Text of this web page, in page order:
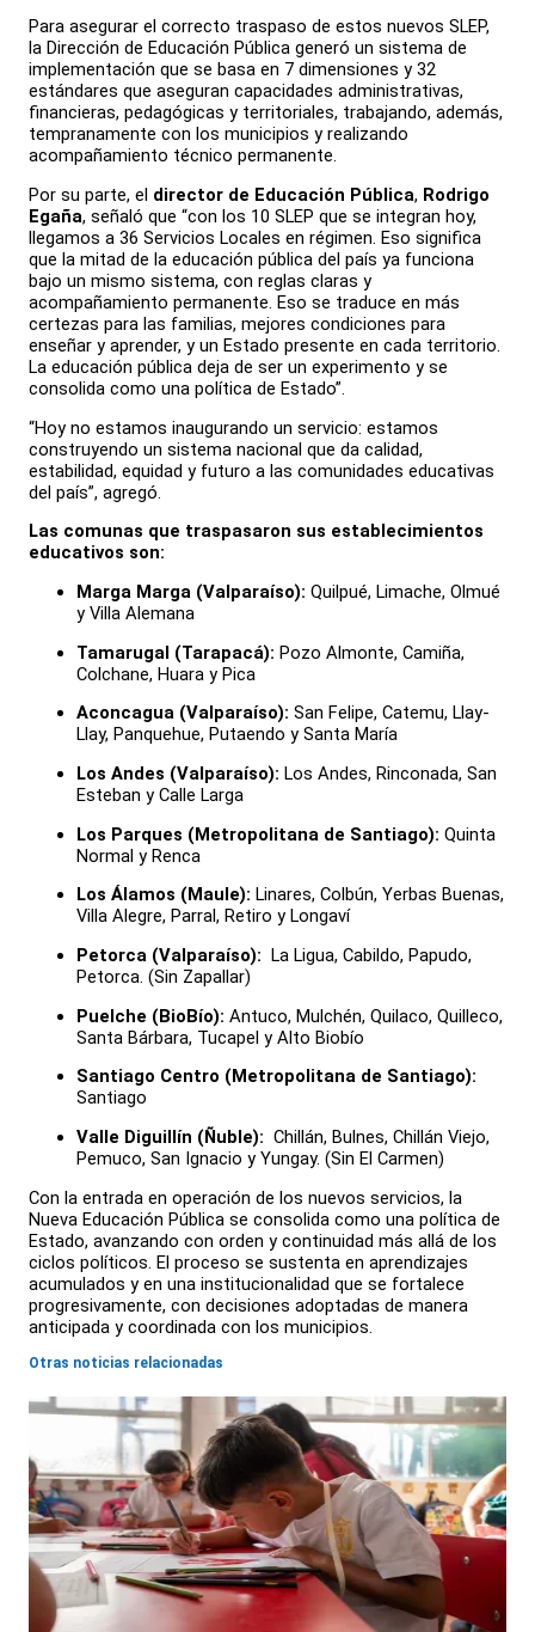
Para asegurar el correcto traspaso de estos nuevos SLEP,
la Dirección de Educación Pública generó un sistema de
implementación que se basa en 7 dimensiones y 32
estándares que aseguran capacidades administrativas,
financieras, pedagógicas y territoriales, trabajando, además,
tempranamente con los municipios y realizando
acompañamiento técnico permanente.
Por su parte, el director de Educación Pública, Rodrigo
Egaña, señaló que “con los 10 SLEP que se integran hoy,
llegamos a 36 Servicios Locales en régimen. Eso significa
que la mitad de la educación pública del país ya funciona
bajo un mismo sistema, con reglas claras y
acompañamiento permanente. Eso se traduce en más
certezas para las familias, mejores condiciones para
enseñar y aprender, y un Estado presente en cada territorio.
La educación pública deja de ser un experimento y se
consolida como una política de Estado”.
“Hoy no estamos inaugurando un servicio: estamos
construyendo un sistema nacional que da calidad,
estabilidad, equidad y futuro a las comunidades educativas
del país”, agregó.
Las comunas que traspasaron sus establecimientos
educativos son:
Marga Marga (Valparaíso): Quilpué, Limache, Olmué
y Villa Alemana
Tamarugal (Tarapacá): Pozo Almonte, Camiña,
Colchane, Huara y Pica
Aconcagua (Valparaíso): San Felipe, Catemu, Llay-
Llay, Panquehue, Putaendo y Santa María
Los Andes (Valparaíso): Los Andes, Rinconada, San
Esteban y Calle Larga
Los Parques (Metropolitana de Santiago): Quinta
Normal y Renca
Los Álamos (Maule): Linares, Colbún, Yerbas Buenas,
Villa Alegre, Parral, Retiro y Longaví
Petorca (Valparaíso): La Ligua, Cabildo, Papudo,
Petorca. (Sin Zapallar)
Puelche (BioBío): Antuco, Mulchén, Quilaco, Quilleco,
Santa Bárbara, Tucapel y Alto Biobío
Santiago Centro (Metropolitana de Santiago):
Santiago
Valle Diguillín (Ñuble): Chillán, Bulnes, Chillán Viejo,
Pemuco, San Ignacio y Yungay. (Sin El Carmen)
Con la entrada en operación de los nuevos servicios, la
Nueva Educación Pública se consolida como una política de
Estado, avanzando con orden y continuidad más allá de los
ciclos políticos. El proceso se sustenta en aprendizajes
acumulados y en una institucionalidad que se fortalece
progresivamente, con decisiones adoptadas de manera
anticipada y coordinada con los municipios.
Otras noticias relacionadas